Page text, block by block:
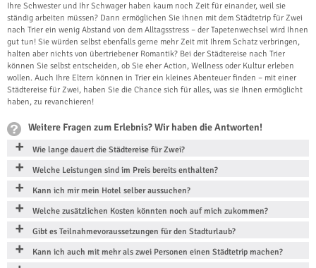
Ihre Schwester und Ihr Schwager haben kaum noch Zeit für einander, weil sie
ständig arbeiten müssen? Dann ermöglichen Sie ihnen mit dem Städtetrip für Zwei
nach Trier ein wenig Abstand von dem Alltagsstress – der Tapetenwechsel wird Ihnen
gut tun! Sie würden selbst ebenfalls gerne mehr Zeit mit Ihrem Schatz verbringen,
halten aber nichts von übertriebener Romantik? Bei der Städtereise nach Trier
können Sie selbst entscheiden, ob Sie eher Action, Wellness oder Kultur erleben
wollen. Auch Ihre Eltern können in Trier ein kleines Abenteuer finden – mit einer
Städtereise für Zwei, haben Sie die Chance sich für alles, was sie Ihnen ermöglicht
haben, zu revanchieren!
Weitere Fragen zum Erlebnis? Wir haben die Antworten!
Wie lange dauert die Städtereise für Zwei?
Welche Leistungen sind im Preis bereits enthalten?
Kann ich mir mein Hotel selber aussuchen?
Welche zusätzlichen Kosten könnten noch auf mich zukommen?
Gibt es Teilnahmevoraussetzungen für den Stadturlaub?
Kann ich auch mit mehr als zwei Personen einen Städtetrip machen?